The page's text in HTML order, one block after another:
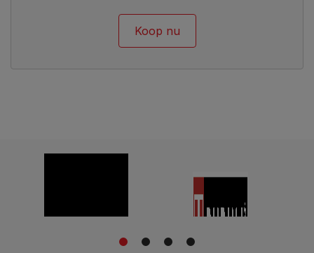
Koop nu
1 2 3 4